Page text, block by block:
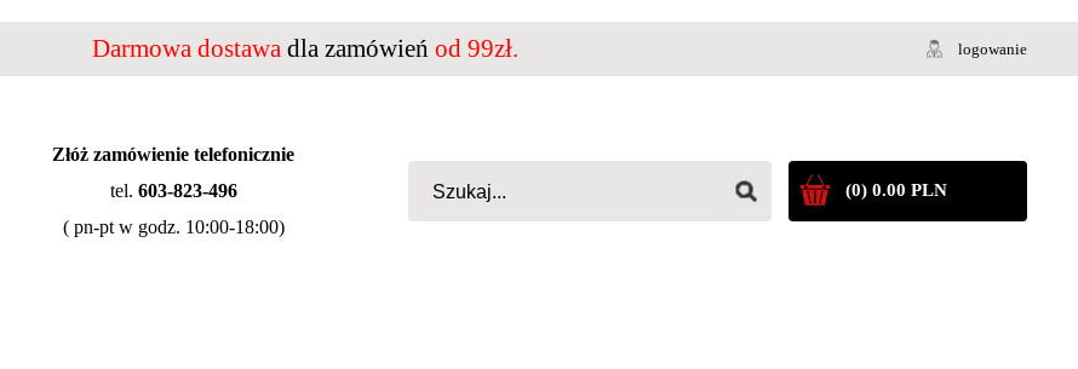
dostawa dla zamówień od 99zł. logowanie
Złóż zamówienie telefonicznie
tel. 603-823-496
( pn-pt w godz. 10:00-18:00)
(0) 0.00 PLN